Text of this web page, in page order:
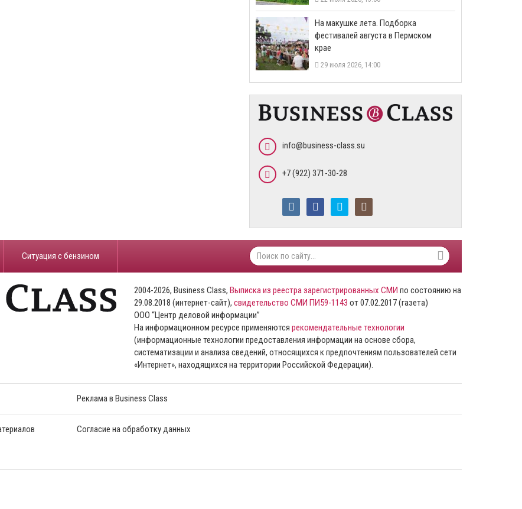
На макушке лета. Подборка
фестивалей августа в Пермском
крае
29 июля 2026, 14:00
info@business-class.su
+7 (922) 371-30-28
​Ситуация с бензином
2004-2026, Business Class, Выписка из реестра зарегистрированных СМИ по состоянию на
29.08.2018 (интернет-сайт), свидетельство СМИ ПИ59-1143 от 07.02.2017 (газета)
ООО “Центр деловой информации”
На информационном ресурсе применяются рекомендательные технологии
(информационные технологии предоставления информации на основе сбора,
систематизации и анализа сведений, относящихся к предпочтениям пользователей сети
«Интернет», находящихся на территории Российской Федерации).
Реклама в Business Class
Согласие на обработку данных